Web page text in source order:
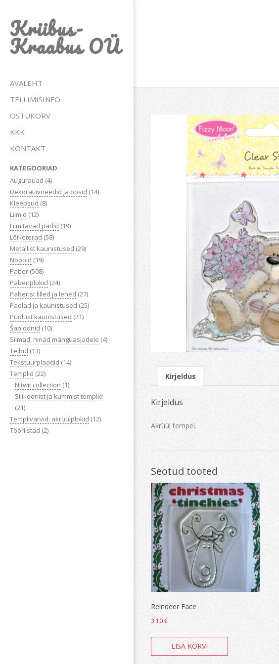
content
Kriibus-
Kraabus OÜ
Primary
Menu
AVALEHT
TELLIMISINFO
OSTUKORV
KKK
KONTAKT
KATEGOORIAD
Augurauad (4)
Dekoratiivneedid ja öösid (14)
Kleepsud (8)
Liimid (12)
Liimitavad pärlid (19)
Lõiketerad (58)
Metallist kaunistused (29)
Nööbid (19)
Paber (508)
Paberiplokid (24)
Paberist lilled ja lehed (27)
Paelad ja kaunistused (25)
Puidust kaunistused (21)
Šabloonid (10)
Silmad, ninad mänguasjadele (4)
Teibid (13)
Tekstuurplaadid (14)
Templid (22)
Nitwit collection (1)
Silikoonist ja kummist templid
(21)
Templivärvid, akrüülplokid (12)
Tööriistad (2)
Kirjeldus
Kirjeldus
Akrüül tempel.
Seotud tooted
Reindeer Face
3.10€
LISA KORVI